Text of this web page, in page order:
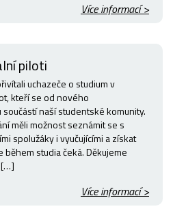
Více informací >
piloti
uchazeče o studium v
kteří se od nového
naší studentské komunity.
měli možnost seznámit se s
spolužáky i vyučujícími a získat
studia čeká. Děkujeme
[…]
Více informací >